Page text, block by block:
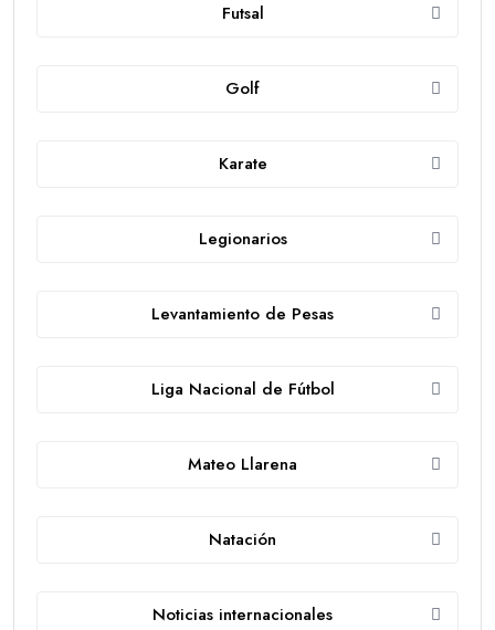
Futsal
Golf
Karate
Legionarios
Levantamiento de Pesas
Liga Nacional de Fútbol
Mateo Llarena
Natación
Noticias internacionales